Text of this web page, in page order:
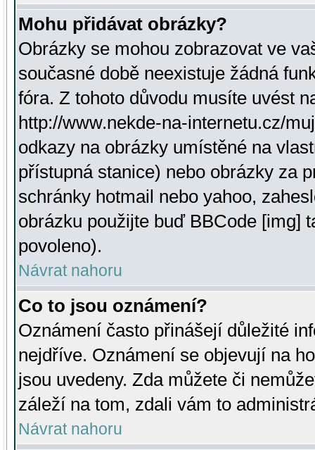
Mohu přidávat obrázky?
Obrázky se mohou zobrazovat ve
současné době neexistuje žádná
fóra. Z tohoto důvodu musíte uvést
http://www.nekde-na-internetu.cz/
odkazy na obrázky umístěné na
přístupná stanice) nebo obrázky za
schránky hotmail nebo yahoo,
obrázku použijte buď BBCode [img]
povoleno).
Návrat nahoru
Co to jsou oznámení?
Oznámení často přinášejí důležité
nejdříve. Oznámení se objevují na
jsou uvedeny. Zda můžete či
záleží na tom, zdali vám to
Návrat nahoru